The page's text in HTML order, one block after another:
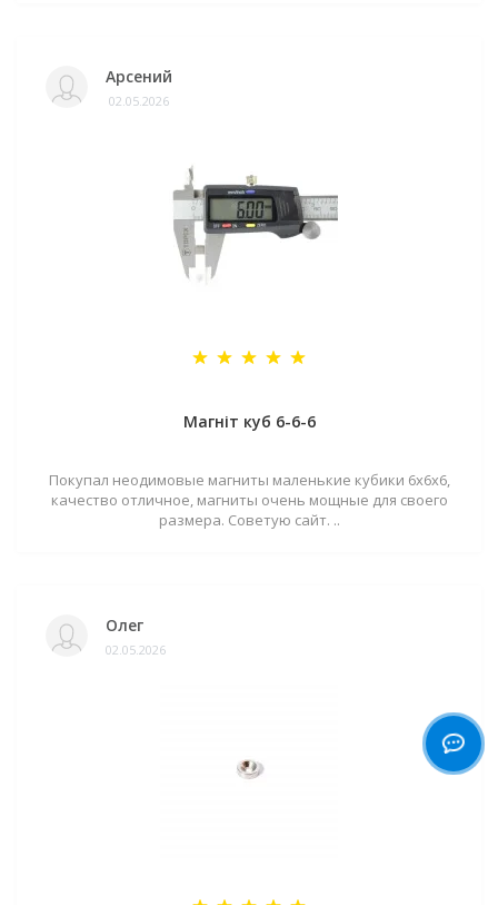
Арсений
02.05.2026
Магніт куб 6-6-6
Покупал неодимовые магниты маленькие кубики 6х6х6,
качество отличное, магниты очень мощные для своего
размера. Советую сайт. ..
Олег
02.05.2026